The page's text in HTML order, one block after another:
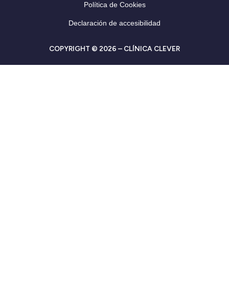
Política de Cookies
Declaración de accesibilidad
COPYRIGHT © 2026 – CLÍNICA CLEVER